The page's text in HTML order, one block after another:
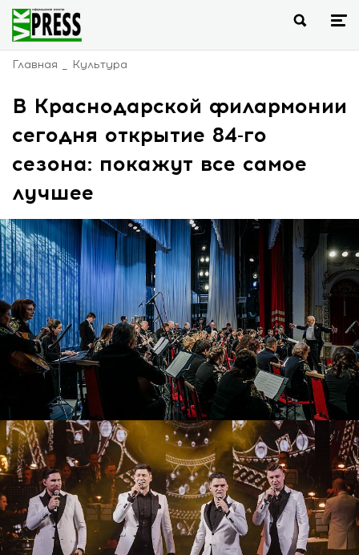
Главная Культура
В Краснодарской филармонии
сегодня открытие 84-го
сезона: покажут все самое
лучшее